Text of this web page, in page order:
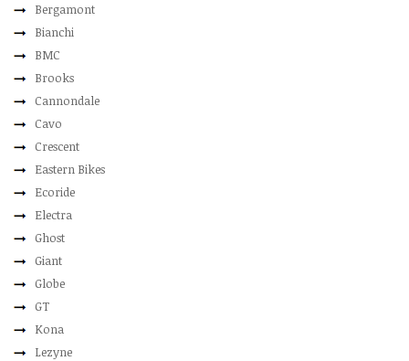
Bergamont
Bianchi
BMC
Brooks
Cannondale
Cavo
Crescent
Eastern Bikes
Ecoride
Electra
Ghost
Giant
Globe
GT
Kona
Lezyne